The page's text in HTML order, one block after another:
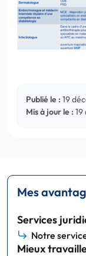
Publié le : 19
Mis à jour le :
Mes
Services
Notre
Mieux